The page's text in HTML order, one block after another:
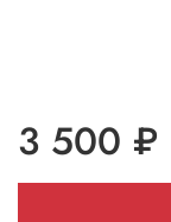
3 500 ₽